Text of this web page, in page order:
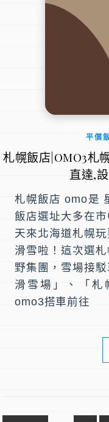
平價
札幌飯店|OMO3札
直達,
札幌飯店 omo是 星野集團2018年成立新品牌，
飯店選址大多在
天來北海道札幌
滑雪啦！這次選
野集團，雪場接
滑雪場」、「札
omo3搭車前往